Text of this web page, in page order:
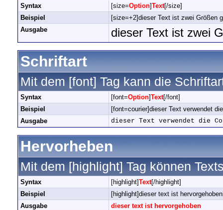
Syntax [size=Option]Text[/size]
Beispiel
[size=+2]dieser Text ist zwei Größen
Ausgabe
dieser Text ist zwei
Schriftart
Mit dem [font] Tag kann die
Syntax [font=Option]Text[/font]
Beispiel
[font=courier]dieser Text verwendet
Ausgabe
dieser Text verwendet die
Hervorheben
Mit dem [highlight] Tag können
Syntax [highlight]Text[/highlight]
Beispiel
[highlight]dieser text ist
Ausgabe
dieser text ist hervorgehoben